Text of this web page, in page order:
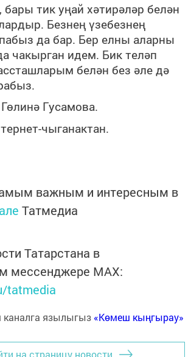
тик уңай хәтирәләр белән
Безнең үзебезнең
да бар. Бер елны аларны
чакырган идем. Бик теләп
белән без әле дә
Гусамова.
чыганактан.
важным и интересным в
Татмедиа
Татарстана в
мессенджере MАХ:
tatmedia
каналга язылыгыз «Көмеш кыңгырау»
на страницу новости